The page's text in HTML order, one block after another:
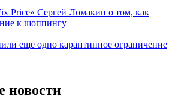
Price» Сергей Ломакин о том, как
к шоппингу
еще одно карантинное ограничение
новости